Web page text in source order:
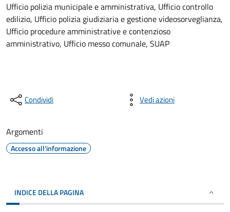
Ufficio polizia municipale e amministrativa, Ufficio controllo
edilizio, Ufficio polizia giudiziaria e gestione videosorveglianza,
Ufficio procedure amministrative e contenzioso
amministrativo, Ufficio messo comunale, SUAP
Condividi Vedi azioni
Argomenti
Accesso all'informazione
INDICE DELLA PAGINA